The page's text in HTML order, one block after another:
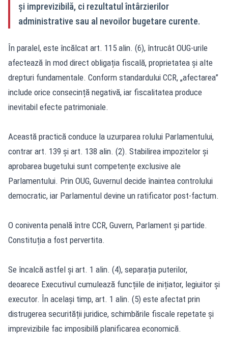
și imprevizibilă, ci rezultatul întârzierilor
administrative sau al nevoilor bugetare curente.
În paralel, este încălcat art. 115 alin. (6), întrucât OUG-urile
afectează în mod direct obligația fiscală, proprietatea și alte
drepturi fundamentale. Conform standardului CCR, „afectarea”
include orice consecință negativă, iar fiscalitatea produce
inevitabil efecte patrimoniale.
Această practică conduce la uzurparea rolului Parlamentului,
contrar art. 139 și art. 138 alin. (2). Stabilirea impozitelor și
aprobarea bugetului sunt competențe exclusive ale
Parlamentului. Prin OUG, Guvernul decide înaintea controlului
democratic, iar Parlamentul devine un ratificator post-factum.
O coniventa penală între CCR, Guvern, Parlament și partide.
Constituția a fost pervertita.
Se încalcă astfel și art. 1 alin. (4), separația puterilor,
deoarece Executivul cumulează funcțiile de inițiator, legiuitor și
executor. În același timp, art. 1 alin. (5) este afectat prin
distrugerea securității juridice, schimbările fiscale repetate și
imprevizibile fac imposibilă planificarea economică.